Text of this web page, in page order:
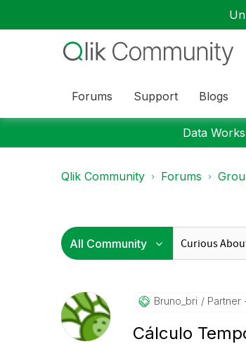
Forums Support Blogs
Data
Qlik Community Forums
Bruno_bri Partner
Cálculo